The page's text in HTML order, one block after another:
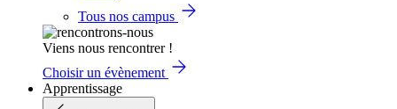
Tous nos campus
Viens nous rencontrer !
Choisir un évènement
Apprentissage